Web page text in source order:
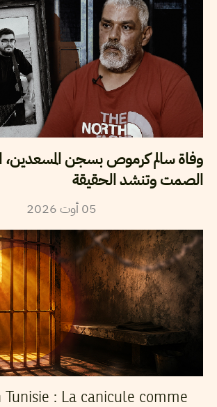
وفاة سالم كرموص بسجن المسعدين،
الصمت وتنشد الحقيقة
05 أوت2026
Tunisie : La canicule comme